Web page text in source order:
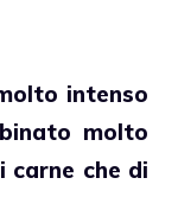
intenso
molto
carne che di